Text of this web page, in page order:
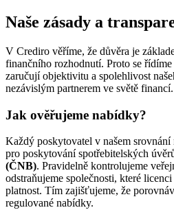
Naše zásady a
V Crediro věříme, že důvěra je
finančního rozhodnutí. Proto se
zaručují objektivitu a spolehlivost
nezávislým partnerem ve světě financí.
Jak ověřujeme nabídky?
Každý poskytovatel v našem
pro poskytování spotřebitelských
(ČNB). Pravidelně kontrolujeme
odstraňujeme společnosti, které
platnost. Tím zajišťujeme, že
regulované nabídky.